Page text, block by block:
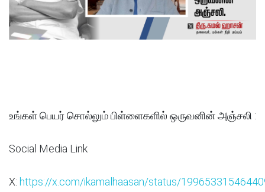
உங்கள் பெயர் சொல்லும் பிள்ளைகளில் ஒருவனின் அஞ்சலி :
Social Media Link
X: https://x.com/ikamalhaasan/status/